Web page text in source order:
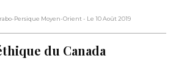
Persique Moyen-Orient- Le 10 Août 2019
du Canada